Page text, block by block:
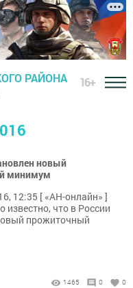
РАЙОНА 16+
новый
минимум
12:35 [ «АН-онлайн» ]
известно, что в России
прожиточный
1465 0 0